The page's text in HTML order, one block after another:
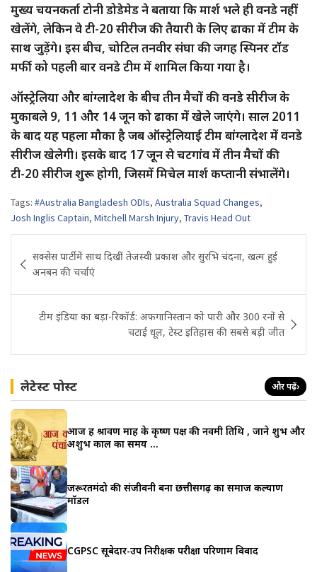
मुख्य चयनकर्ता टोनी डोडेमेड ने बताया कि मार्श भले ही वनडे नहीं
खेलेंगे, लेकिन वे टी-20 सीरीज की तैयारी के लिए ढाका में टीम के
साथ जुड़ेंगे। इस बीच, चोटिल तनवीर संघा की जगह स्पिनर टॉड
मर्फी को पहली बार वनडे टीम में शामिल किया गया है।
ऑस्ट्रेलिया और बांग्लादेश के बीच तीन मैचों की वनडे सीरीज के
मुकाबले 9, 11 और 14 जून को ढाका में खेले जाएंगे। साल 2011
के बाद यह पहला मौका है जब ऑस्ट्रेलियाई टीम बांग्लादेश में वनडे
सीरीज खेलेगी। इसके बाद 17 जून से चटगांव में तीन मैचों की
टी-20 सीरीज शुरू होगी, जिसमें मिचेल मार्श कप्तानी संभालेंगे।
Tags: #Australia Bangladesh ODIs, Australia Squad Changes,
Josh Inglis Captain, Mitchell Marsh Injury, Travis Head Out
navigation
सक्सेस पार्टी में साथ दिखीं तेजस्वी प्रकाश और सुरभि चंदना, खत्म हुई
अनबन की चर्चाएं
टीम इंडिया का बड़ा-रिकॉर्ड: अफगानिस्तान को पारी और 300 रनों से
चटाई धूल, टेस्ट इतिहास की सबसे बड़ी जीत
लेटेस्ट पोस्ट और पढ़ें›
आज हैं श्रावण माह के कृष्ण पक्ष की नवमी तिथि , जाने शुभ और
अशुभ काल का समय …
जरूरतमंदो की संजीवनी बना छत्तीसगढ़ का समाज कल्याण
मॉडल
CGPSC सूबेदार-उप निरीक्षक परीक्षा परिणाम विवाद